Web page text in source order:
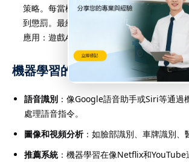
策略。每當機器做出正確的決策時，會獲得
到懲罰。最終，機器將學會如何在給定環境
應用：遊戲AI（例如AlphaGo）、機器人導
機器學習的應用：
語音識別 ：像Google語音助手或Siri等通過
處理語音指令。
圖像和視頻分析：如臉部識別、車牌識別、
推薦系統：機器學習在像Netflix和YouTube